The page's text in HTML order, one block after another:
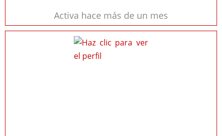
Activa hace más de un mes